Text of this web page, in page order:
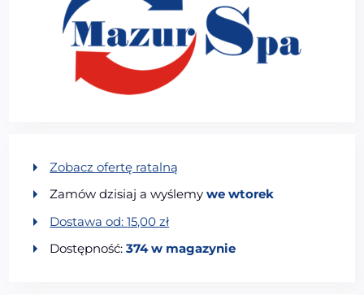
Zobacz ofertę ratalną
Zamów dzisiaj a wyślemywe wtorek
Dostawa od:15,00zł
Dostępność:374 w magazynie